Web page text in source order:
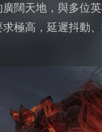
闊天地，與多位
極高，延遲抖動